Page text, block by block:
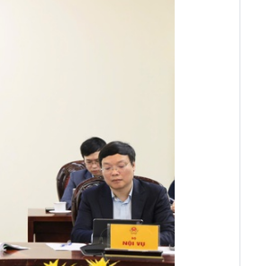
chủ mưu đường dây
bán hàng giả tại Phú
Quốc ra đầu thú